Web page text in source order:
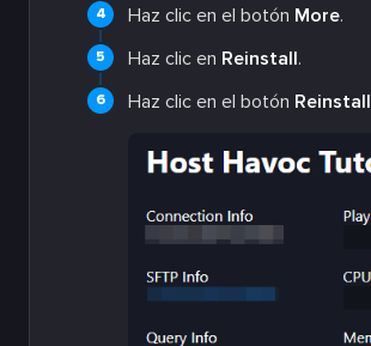
Haz clic en el botón More.
Haz clic en Reinstall.
Haz clic en el botón Reinstall